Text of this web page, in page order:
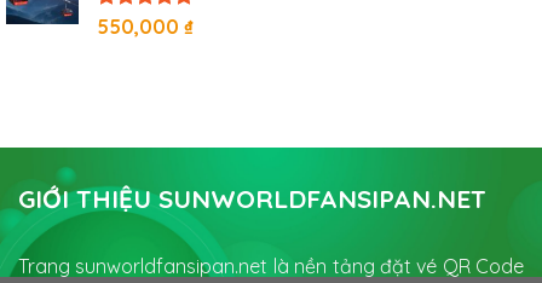
Được xếp
hạng
550,000 ₫
GIỚI THIỆU SUNWORLDFANSIPAN.NET
Trang sunworldfansipan.net là nền tảng đặt vé QR Code